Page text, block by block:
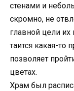
стенами и
скромно, не
главной цели их
таится какая-то
позволяет
цветах.
Храм был